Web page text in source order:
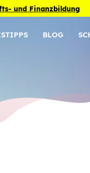
und Finanzbildung
BLOG